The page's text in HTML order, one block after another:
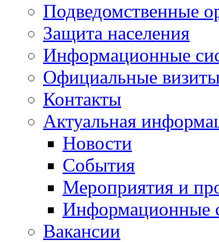
Подведомственные
Защита населения
Информационные
Официальные
Контакты
Актуальная
Новости
События
Мероприятия и
Информационные
Вакансии